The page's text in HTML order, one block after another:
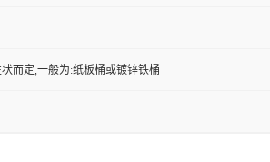
而定,一般为:纸板桶或镀锌铁桶